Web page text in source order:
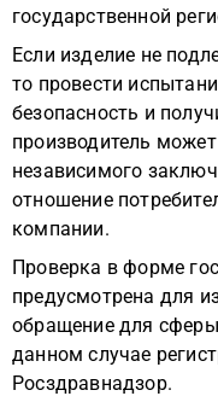
государственной
Если изделие не
то провести
безопасность и
производитель
независимого
отношение
компании.
Проверка в форме
предусмотрена для
обращение для
данном случае
Росздравнадзор.